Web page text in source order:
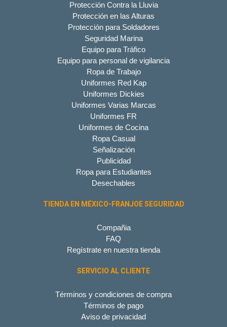
Protección Contra la Lluvia
Protección en las Alturas
Protección para Soldadores
Seguridad Marina
Equipo para Tráfico
Equipo para personal de vigilancia
Ropa de Trabajo
Uniformes Red Kap
Uniformes Dickies
Uniformes Varias Marcas
Uniformes FR
Uniformes de Cocina
Ropa Casual
Señalización
Publicidad
Ropa para Estudiantes
Desechables
TIENDA EN MÉXICO-FRANJOE SEGURIDAD
Compañia
FAQ
Regístrate en nuestra tienda
SERVICIO AL CLIENTE
Términos y condiciones de compra
Términos de pago
Aviso de privacidad